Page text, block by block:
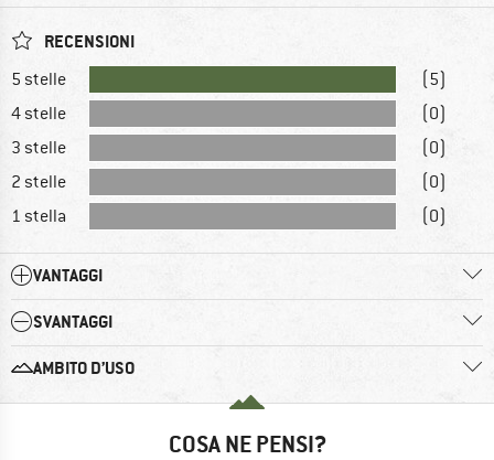
RECENSIONI
5 stelle
(5)
4 stelle
(0)
3 stelle
(0)
2 stelle
(0)
1 stella
(0)
VANTAGGI
SVANTAGGI
AMBITO D’USO
COSA NE PENSI?